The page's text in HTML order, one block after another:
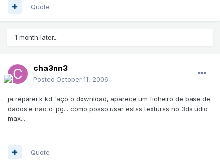
Quote
1 month later...
cha3nn3
Posted October 11, 2006
ja reparei k kd faço o download, aparece um ficheiro de base de
dados e nao o jpg... como posso usar estas texturas no 3dstudio
max...
Quote